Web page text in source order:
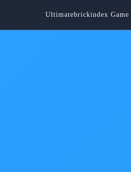
Ultimatebrickindex Game